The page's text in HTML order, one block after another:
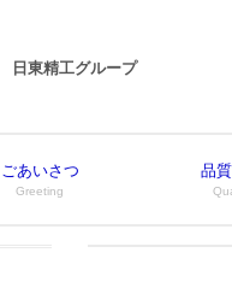
日東精工グループ
ごあいさつ
Greeting
品